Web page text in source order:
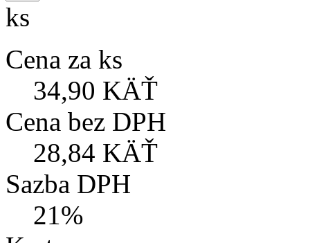
ks
Cena za ks
34,90 KÄŤ
Cena bez DPH
28,84 KÄŤ
Sazba DPH
21%